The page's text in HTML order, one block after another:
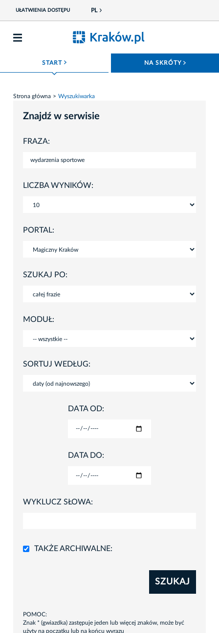
UŁATWIENIA DOSTĘPU PL
START ROZWIŃ MENU NA SKRÓTY
Strona główna Wyszukiwarka
Znajdź w serwisie
FRAZA:
LICZBA WYNIKÓW:
PORTAL:
SZUKAJ PO:
MODUŁ:
SORTUJ WEDŁUG:
DATA OD:
DATA DO:
WYKLUCZ SŁOWA:
TAKŻE ARCHIWALNE:
SZUKAJ
POMOC:
Znak * (gwiazdka) zastępuje jeden lub więcej znaków, może być
użyty na początku lub na końcu wyrazu